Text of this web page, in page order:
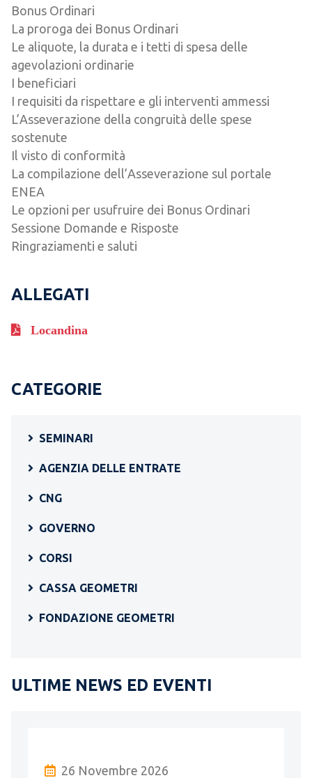
Bonus Ordinari
La proroga dei Bonus Ordinari
Le aliquote, la durata e i tetti di spesa delle
agevolazioni ordinarie
I beneficiari
I requisiti da rispettare e gli interventi ammessi
L’Asseverazione della congruità delle spese
sostenute
Il visto di conformità
La compilazione dell’Asseverazione sul portale
ENEA
Le opzioni per usufruire dei Bonus Ordinari
Sessione Domande e Risposte
Ringraziamenti e saluti
ALLEGATI
Locandina
CATEGORIE
SEMINARI
AGENZIA DELLE ENTRATE
CNG
GOVERNO
CORSI
CASSA GEOMETRI
FONDAZIONE GEOMETRI
ULTIME NEWS ED EVENTI
26 Novembre 2026